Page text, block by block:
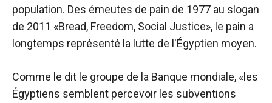
population. Des émeutes de pain de 1977 au slogan
de 2011 «Bread, Freedom, Social Justice», le pain a
longtemps représenté la lutte de l'Égyptien moyen.
Comme le dit le groupe de la Banque mondiale, «les
Égyptiens semblent percevoir les subventions